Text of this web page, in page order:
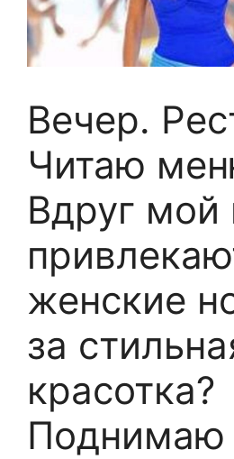
Вечер.
Читаю
Вдруг мой
женские
за
красотка?
Поднимаю